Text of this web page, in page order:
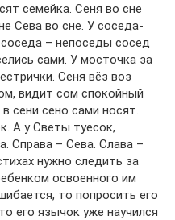
семейка. Сеня во сне
Сева во сне. У соседа-
– непоседы сосед
сами. У мосточка за
Сеня вёз воз
видит сом спокойный
сени сено сами носят.
А у Светы туесок,
Справа – Сева. Слава –
нужно следить за
освоенного им
то попросить его
его язычок уже научился